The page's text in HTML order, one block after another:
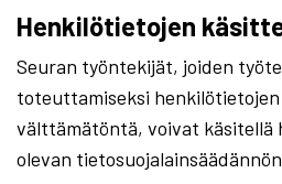
Henkilötietojen
Seuran työntekijät, joiden
toteuttamiseksi
välttämätöntä, voivat käsitellä
olevan